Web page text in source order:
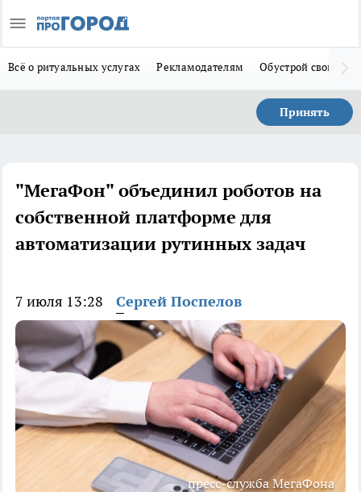
Всё о ритуальных услугах Рекламодателям Обустрой свой дом
Принять
"МегаФон" объединил роботов на
собственной платформе для
автоматизации рутинных задач
7 июля 13:28 Сергей Поспелов
пресс-служба МегаФона